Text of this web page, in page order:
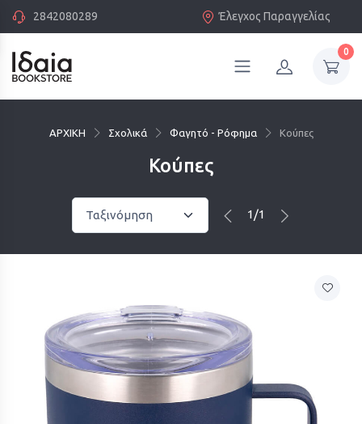
2842080289 Έλεγχος Παραγγελίας
0
ΑΡΧΙΚΗ Σχολικά Φαγητό - Ρόφημα Κούπες
Κούπες
1/1